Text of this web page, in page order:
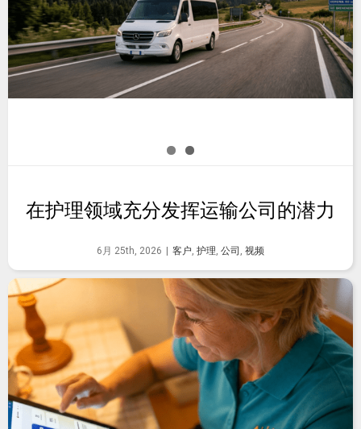
在护理领域充分发挥运输公司的潜力
6月 25th, 2026 客户, 护理, 公司 , 视频